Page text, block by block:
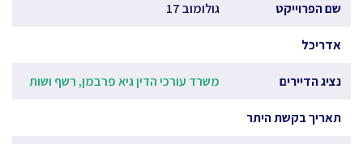
שם הפרוייקט גולומוב 17
אדריכל
נציג הדיירים משרד עורכי הדין גיא פרבמן, רשף ושות
תאריך בקשת היתר